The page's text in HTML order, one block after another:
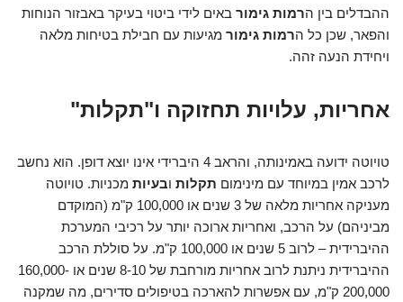
ההבדלים בין הרמות גימור באים לידי ביטוי בעיקר באבזור הנוחות
והפאר, שכן כל הרמות גימור מגיעות עם חבילת בטיחות מלאה
ויחידת הנעה זהה.
אחריות, עלויות תחזוקה ו"תקלות"
טויוטה ידועה באמינותה, והראב 4 היברידי אינו יוצא דופן. הוא נחשב
לרכב אמין במיוחד עם מינימום תקלות ובעיות מכניות. טויוטה
מעניקה אחריות מלאה של 3 שנים או 100,000 ק"מ (המוקדם
מביניהם) על הרכב, ואחריות ארוכה יותר על רכיבי המערכת
ההיברידית – לרוב 5 שנים או 100,000 ק"מ. על סוללת הרכב
ההיברידית ניתנת לרוב אחריות מורחבת של 8-10 שנים או 160,000-
200,000 ק"מ, עם אפשרות להארכה בטיפולים סדירים, מה שמקנה